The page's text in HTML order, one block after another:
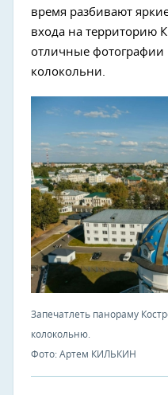
время разбивают
входа на территорию
отличные фотографии
колокольни.
Запечатлеть панораму
колокольню.
Фото: Артем КИЛЬКИН